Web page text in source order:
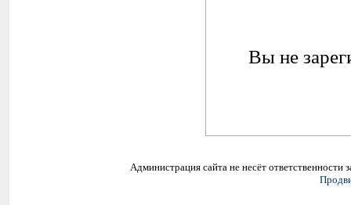
Вы не
Администрация сайта не несёт ответственности